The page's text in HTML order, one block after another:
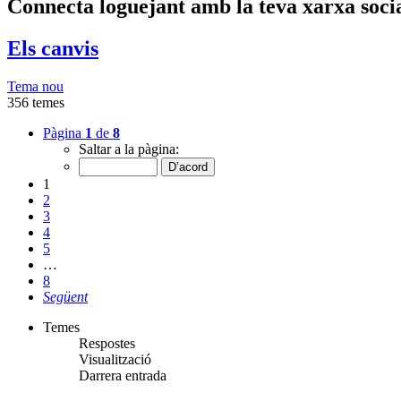
Connecta loguejant amb la teva xarxa
Els canvis
Tema nou
356 temes
Pàgina 1 de 8
Saltar a la pàgina:
1
2
3
4
5
…
8
Següent
Temes
Respostes
Visualització
Darrera entrada